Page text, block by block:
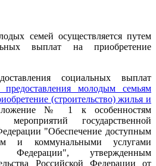
семей осуществляется путем
выплат на приобретение
социальных выплат
предоставления молодым семьям
(строительство) жилья и
№ 1 к особенностям
мероприятий государственной
"Обеспечение доступным
и коммунальными услугами
Федерации", утвержденным
Российской Федерации от